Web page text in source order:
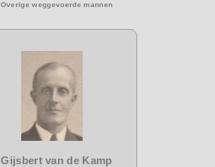
Overige weggevoerde mannen
Gijsbert van de Kamp